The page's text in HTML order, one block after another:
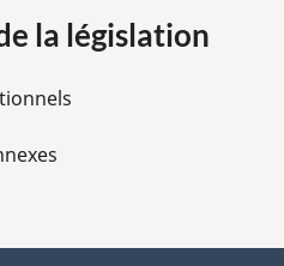
la législation